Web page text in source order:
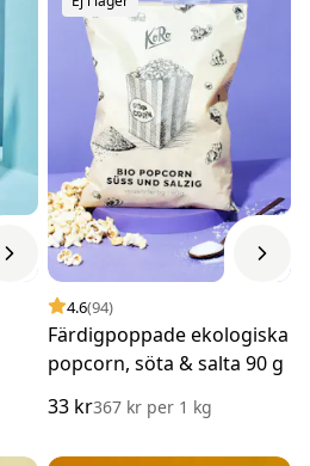
4.6(94)
Färdigpoppade ekologiska
popcorn, söta & salta 90 g
33 kr367 kr per 1 kg